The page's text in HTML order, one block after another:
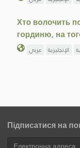
Хто волочить
гординю, на
عربي الإنجليزية
Підписатися на